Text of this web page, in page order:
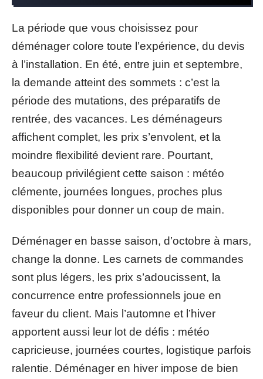
La période que vous choisissez pour
déménager colore toute l’expérience, du devis
à l’installation. En été, entre juin et septembre,
la demande atteint des sommets : c’est la
période des mutations, des préparatifs de
rentrée, des vacances. Les déménageurs
affichent complet, les prix s’envolent, et la
moindre flexibilité devient rare. Pourtant,
beaucoup privilégient cette saison : météo
clémente, journées longues, proches plus
disponibles pour donner un coup de main.
Déménager en basse saison, d’octobre à mars,
change la donne. Les carnets de commandes
sont plus légers, les prix s’adoucissent, la
concurrence entre professionnels joue en
faveur du client. Mais l’automne et l’hiver
apportent aussi leur lot de défis : météo
capricieuse, journées courtes, logistique parfois
ralentie. Déménager en hiver impose de bien